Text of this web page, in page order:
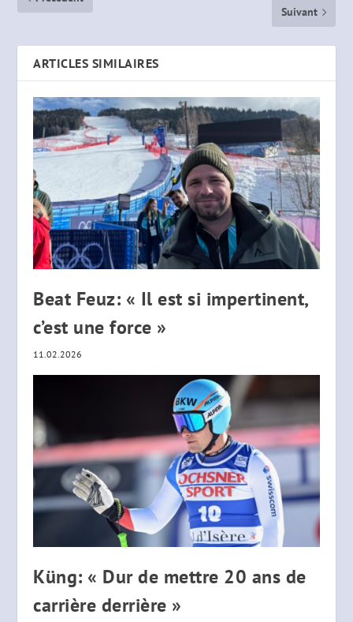
Suivant
ARTICLES SIMILAIRES
Beat Feuz: « Il est si impertinent,
c’est une force »
11.02.2026
Küng: « Dur de mettre 20 ans de
carrière derrière »